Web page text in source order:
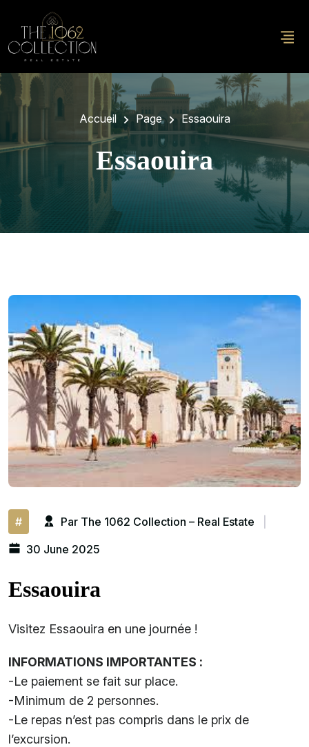
Accueil Page Essaouira
Essaouira
# Par The 1062 Collection – Real Estate
30 June 2025
Essaouira
Visitez Essaouira en une journée !
INFORMATIONS IMPORTANTES :
-Le paiement se fait sur place.
-Minimum de 2 personnes.
-Le repas n’est pas compris dans le prix de
l’excursion.